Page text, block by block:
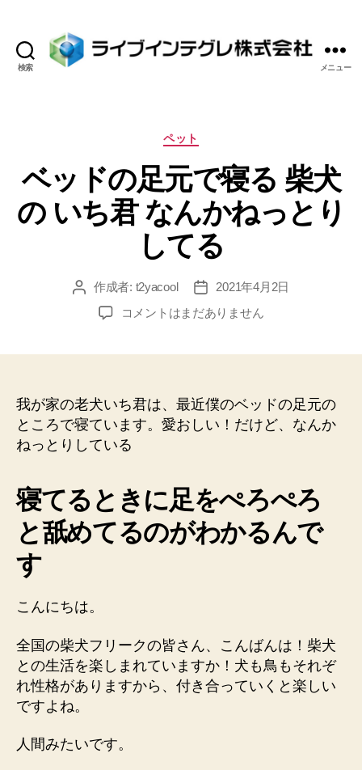
検索
イ
テ
グ
レ
株
式
会
メニュー
カ
ゴ
リ
ー
ペット
ベッドの足元で寝る 柴犬
の いち君 なんかねっとり
してる
投 作成者: t2yacool
投
稿
日
2021年4月2日
ベ
元
で
寝
る
犬
の
い
ち
と
り
コメントはまだありません
我が家の老犬いち君は、最近僕のベッドの足元の
ところで寝ています。愛おしい！だけど、なんか
ねっとりしている
寝てるときに足をぺろぺろ
と舐めてるのがわかるんで
す
こんにちは。
全国の柴犬フリークの皆さん、こんばんは！柴犬
との生活を楽しまれていますか！犬も鳥もそれぞ
れ性格がありますから、付き合っていくと楽しい
ですよね。
人間みたいです。